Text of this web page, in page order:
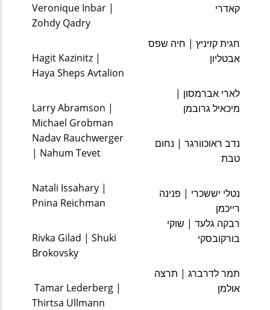
Veronique Inbar |
Zohdy Qadry
Hagit Kazinitz |
Haya Sheps Avtalion
Larry Abramson |
Michael Grobman
Nadav Rauchwerger
| Nahum Tevet
Natali Issahary |
Pnina Reichman
Rivka Gilad | Shuki
Brokovsky
Thirtsa Ullmann
קאדרי
אבטליון
מיכאיל גרובמן
טבת
רייכמן
בורקובסקי
אולמן